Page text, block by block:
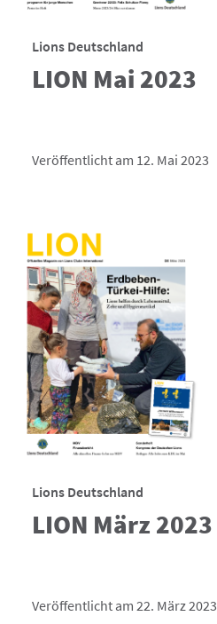
Lions Deutschland
LION Mai 2023
Veröffentlicht am 12. Mai 2023
Lions Deutschland
LION März 2023
Veröffentlicht am 22. März 2023